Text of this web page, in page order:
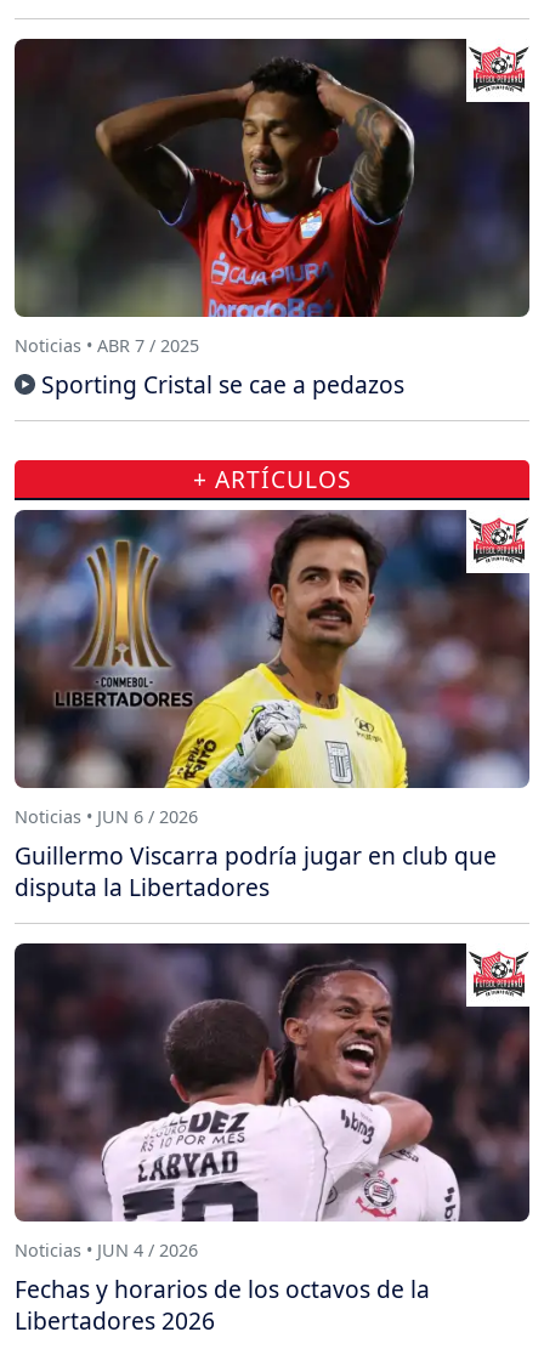
Noticias • ABR 7 / 2025
Sporting Cristal se cae a pedazos
+ ARTÍCULOS
Noticias • JUN 6 / 2026
Guillermo Viscarra podría jugar en club que
disputa la Libertadores
Noticias • JUN 4 / 2026
Fechas y horarios de los octavos de la
Libertadores 2026